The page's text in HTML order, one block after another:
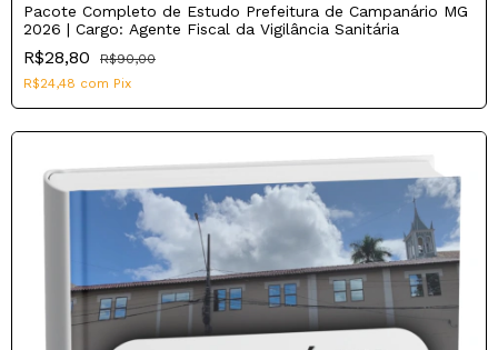
Pacote Completo de Estudo Prefeitura de Campanário MG
2026 | Cargo: Agente Fiscal da Vigilância Sanitária
R$28,80
R$90,00
R$24,48 com Pix